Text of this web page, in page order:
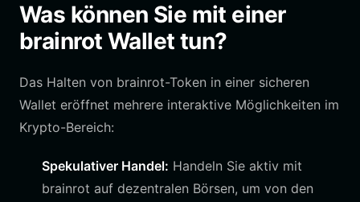
Was können Sie mit einer
brainrot Wallet tun?
Das Halten von brainrot-Token in einer sicheren
Wallet eröffnet mehrere interaktive Möglichkeiten im
Krypto-Bereich:
Spekulativer Handel: Handeln Sie aktiv mit
brainrot auf dezentralen Börsen, um von den